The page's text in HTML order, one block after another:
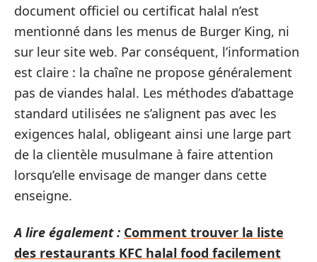
document officiel ou certificat halal n’est
mentionné dans les menus de Burger King, ni
sur leur site web. Par conséquent, l’information
est claire : la chaîne ne propose généralement
pas de viandes halal. Les méthodes d’abattage
standard utilisées ne s’alignent pas avec les
exigences halal, obligeant ainsi une large part
de la clientèle musulmane à faire attention
lorsqu’elle envisage de manger dans cette
enseigne.
A lire également : Comment trouver la liste
des restaurants KFC halal food facilement